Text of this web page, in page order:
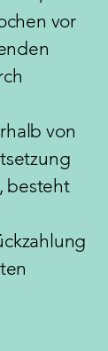
vor
von
besteht